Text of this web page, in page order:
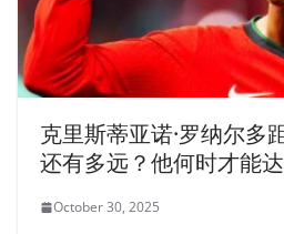
克里斯蒂亚诺·罗纳尔多
还有多远？他何时才能
October 30, 2025